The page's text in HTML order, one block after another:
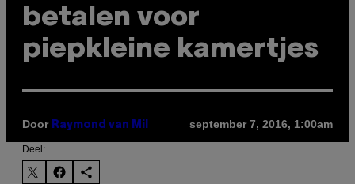
betalen voor
piepkleine kamertjes
Door Raymond van Mil september 7, 2016, 1:00am
Deel: